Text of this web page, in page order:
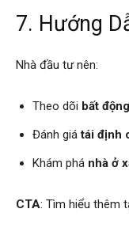
7. Hướng
Nhà đầu tư nên:
Theo dõi bất
Đánh giátái định
Khám phá nhà ở
CTA: Tìm hiểu thêm